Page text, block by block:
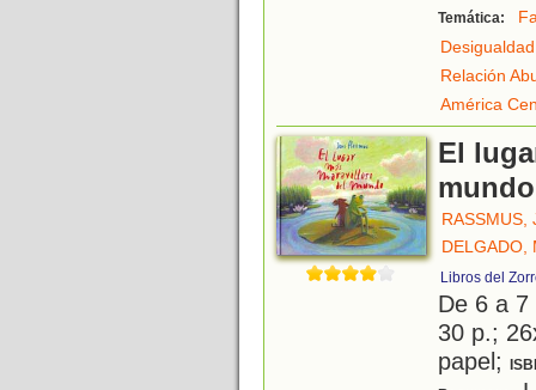
Temática:
Relación
América
El
mundo
RASSMUS,
DELGADO,
Libros del
De 6 a
30 p.;
papel;